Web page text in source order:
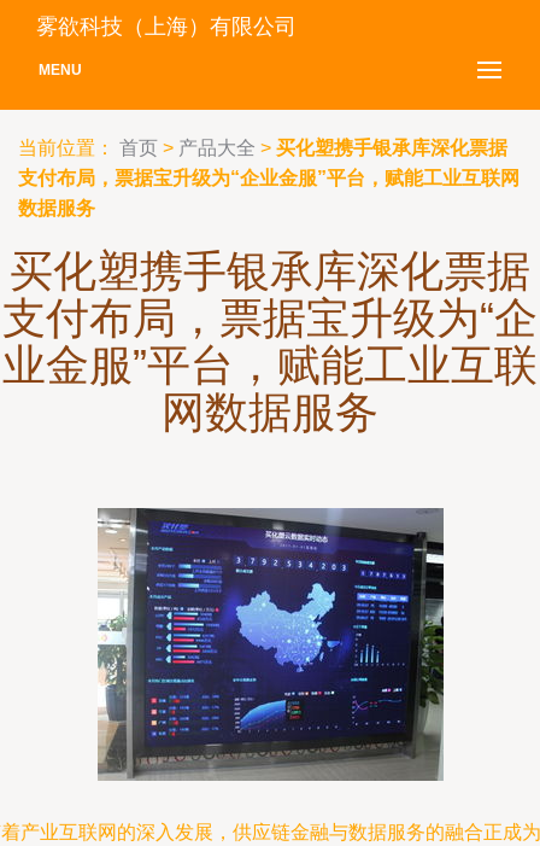
雾欲科技（上海）有限公司
MENU
当前位置： 首页 > 产品大全 > 买化塑携手银承库深化票据
支付布局，票据宝升级为“企业金服”平台，赋能工业互联网
数据服务
买化塑携手银承库深化票据
支付布局，票据宝升级为“企
业金服”平台，赋能工业互联
网数据服务
产业互联网的深入发展，供应链金融与数据服务的融合正成为